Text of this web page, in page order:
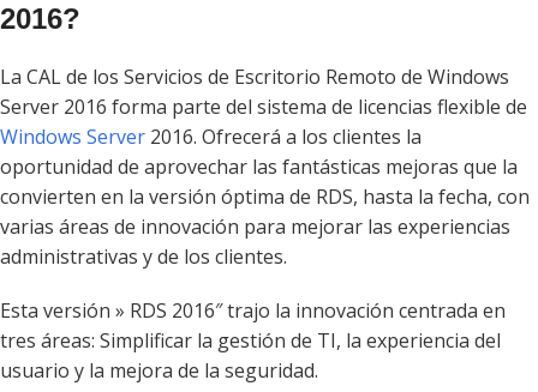
2016?
La CAL de los Servicios de Escritorio Remoto de Windows
Server 2016 forma parte del sistema de licencias flexible de
Windows Server 2016. Ofrecerá a los clientes la
oportunidad de aprovechar las fantásticas mejoras que la
convierten en la versión óptima de RDS, hasta la fecha, con
varias áreas de innovación para mejorar las experiencias
administrativas y de los clientes.
Esta versión » RDS 2016″ trajo la innovación centrada en
tres áreas: Simplificar la gestión de TI, la experiencia del
usuario y la mejora de la seguridad.